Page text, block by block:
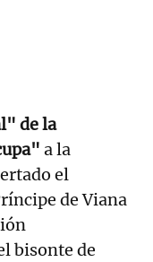
de la
a la
el
de Viana
bisonte de